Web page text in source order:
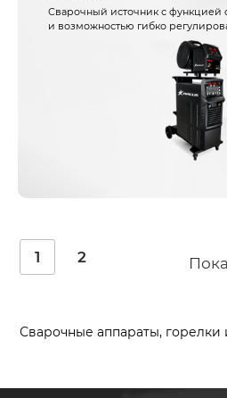
Сварочный источник с функцией
и возможностью гибко
1 2
Сварочные аппараты, горелки